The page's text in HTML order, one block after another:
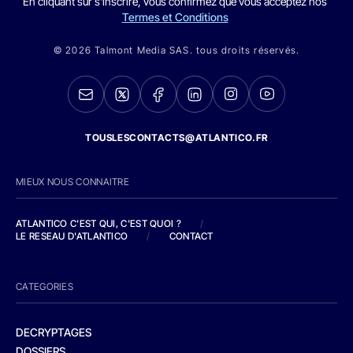
Termes et Conditions
© 2026 Talmont Media SAS. tous droits réservés.
TOUSLESCONTACTS@ATLANTICO.FR
MIEUX NOUS CONNAITRE
ATLANTICO C'EST QUI, C'EST QUOI ?
/
LE RESEAU D'ATLANTICO
/ CONTACT
CATEGORIES
DECRYPTAGES